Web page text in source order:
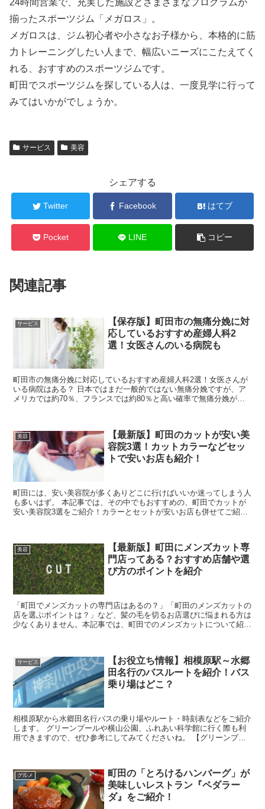
24時間営業で、充実した施設とさまざまなプログラムが
揃ったスポーツジム「メガロス」。
メガロスは、ジム初心者や小さなお子様から、本格的に筋
力トレーニングしたい人まで、幅広いニーズにこたえてく
れる、おすすめのスポーツジムです。
町田でスポーツジムを探している人は、一度見学に行って
みてはいかがでしょうか。
サービス 美容
シェアする
Twitter Facebook はてブ
Pocket LINE コピー
関連記事
サービス
【保存版】町田市の無痛分娩に対
応しているおすすめ産婦人科2
選！女医さんのいる病院も
町田市の無痛分娩に対応しているおすすめ産婦人科2選！女医さんが
いる病院はある？ 日本ではまだ一般的ではない無痛分娩ですが、ア
メリカでは約70％、フランスでは約80％と高い確率で無痛分娩が選
美容
【最新版】町田のカットが安い美
容院3選！カットカラーなどセッ
トで安いお店も紹介！
町田には、安い美容院が多くありどこに行けばいいか迷ってしまう人
も多いはず。 本記事では、その中でもおすすめの、町田でカットが
安い美容院3選をご紹介！カラーとセットが安いお店も併せてご紹介
美容
【最新版】町田にメンズカット専
門店ってある？おすすめ店舗や選
び方のポイントを紹介
「町田でメンズカットの専門店はあるの？」「町田のメンズカットの
店を選ぶポイントは？」など、髪の毛を切るお店選びに悩まれる方は
少なくありません。本記事では、町田でのメンズカットについて紹介
サービス
【お役立ち情報】相模原駅～水郷
田名行のバスルートを紹介！バス
乗り場はどこ？
相模原駅から水郷田名行バスの乗り場やルート・時刻表などをご紹介
します。 グリーンプールや横山公園、ふれあい科学館に行く際も利
用できますので、ぜひ参考にしてみてくださいね。 【グリーンプー
グルメ
町田の「とろけるハンバーグ」が
美味しいレストラン『ペダラー
ダ』をご紹介！